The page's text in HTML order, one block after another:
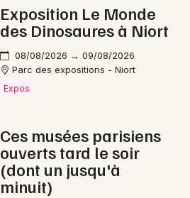
Exposition Le Monde
des Dinosaures à Niort
08/08/2026 → 09/08/2026
Parc des expositions - Niort
Expos
Ces musées parisiens
ouverts tard le soir
(dont un jusqu'à
minuit)